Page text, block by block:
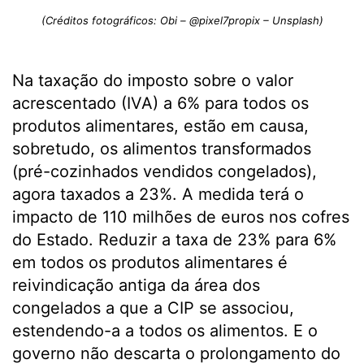
(Créditos fotográficos: Obi – @pixel7propix – Unsplash)
Na taxação do imposto sobre o valor
acrescentado (IVA) a 6% para todos os
produtos alimentares, estão em causa,
sobretudo, os alimentos transformados
(pré-cozinhados vendidos congelados),
agora taxados a 23%. A medida terá o
impacto de 110 milhões de euros nos cofres
do Estado. Reduzir a taxa de 23% para 6%
em todos os produtos alimentares é
reivindicação antiga da área dos
congelados a que a CIP se associou,
estendendo-a a todos os alimentos. E o
governo não descarta o prolongamento do